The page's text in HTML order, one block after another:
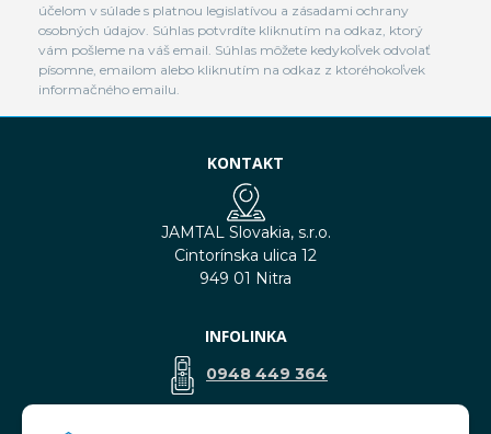
účelom v súlade s platnou legislatívou a zásadami ochrany
osobných údajov. Súhlas potvrdíte kliknutím na odkaz, ktorý
vám pošleme na váš email. Súhlas môžete kedykoľvek odvolať
písomne, emailom alebo kliknutím na odkaz z ktoréhokoľvek
informačného emailu.
KONTAKT
JAMTAL Slovakia, s.r.o.
Cintorínska ulica 12
949 01 Nitra
INFOLINKA
0948 449 364